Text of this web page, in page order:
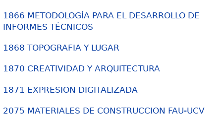
1866 METODOLOGÍA PARA EL DESARROLLO DE
INFORMES TÉCNICOS
1868 TOPOGRAFIA Y LUGAR
1870 CREATIVIDAD Y ARQUITECTURA
1871 EXPRESION DIGITALIZADA
2075 MATERIALES DE CONSTRUCCION FAU-UCV